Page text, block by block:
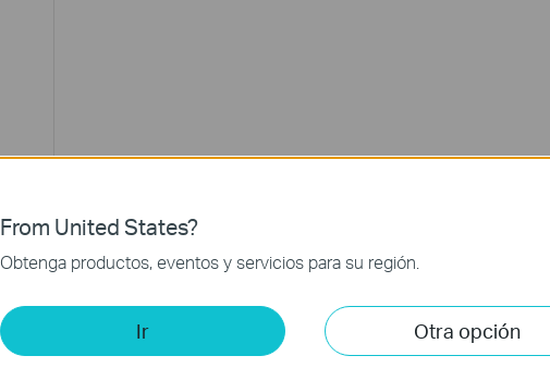
From United States?
Obtenga productos, eventos y servicios para su región.
Ir Otra opción